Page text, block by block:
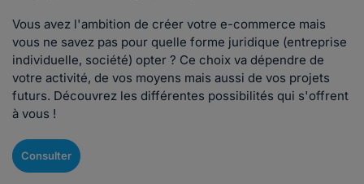
Vous avez l'ambition de créer votre e-commerce mais
vous ne savez pas pour quelle forme juridique (entreprise
individuelle, société) opter ? Ce choix va dépendre de
votre activité, de vos moyens mais aussi de vos projets
futurs. Découvrez les différentes possibilités qui s'offrent
à vous !
Consulter